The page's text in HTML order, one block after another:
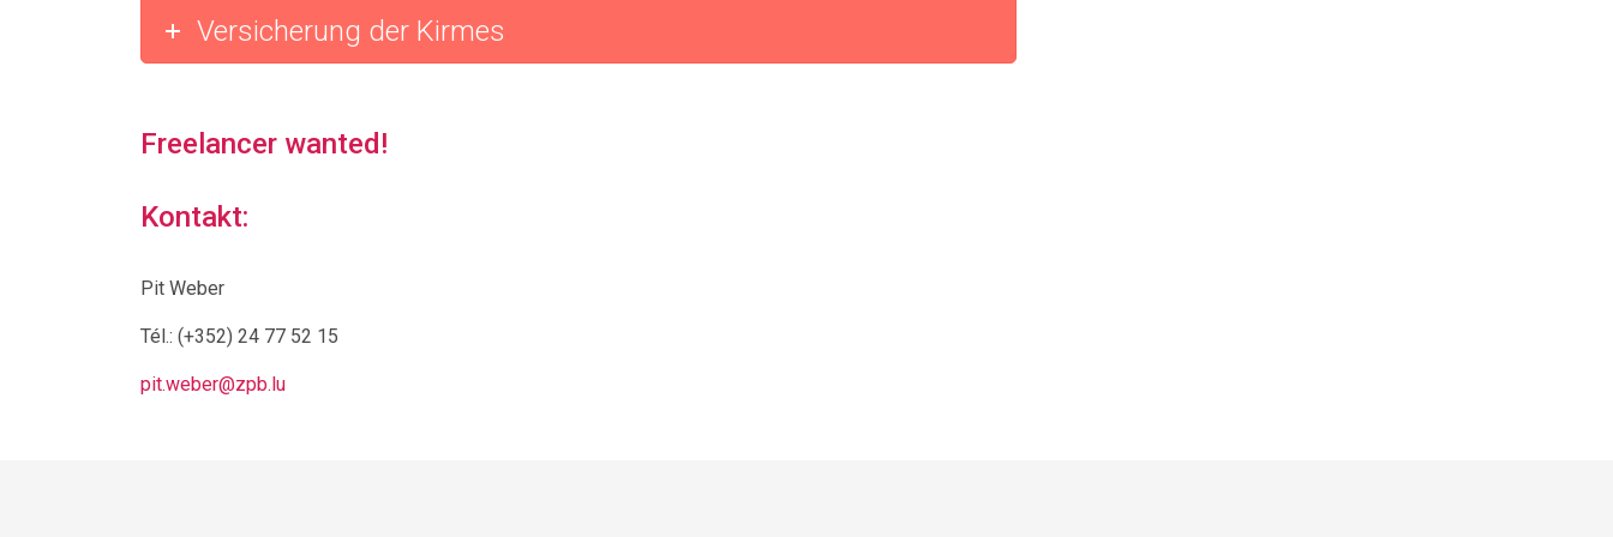
Versicherung der Kirmes
Freelancer wanted!
Kontakt:
Pit Weber
Tél.: (+352) 24 77 52 15
pit.weber@zpb.lu